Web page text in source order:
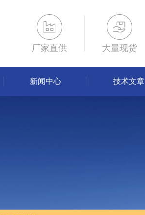
厂家直供 大量现货
新闻中心 技术文章